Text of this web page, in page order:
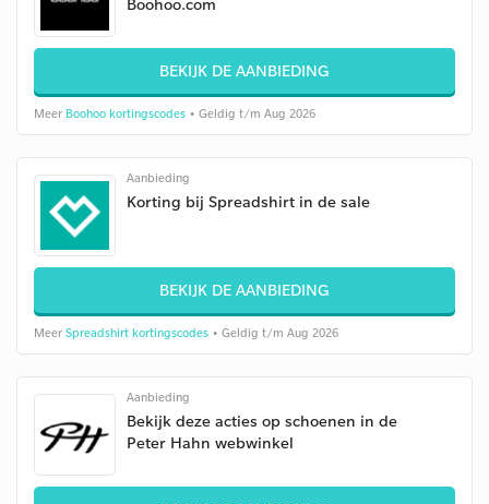
BEKIJK DE AANBIEDING
Meer Boohoo kortingscodes • Geldig t/m Aug 2026
Aanbieding
Korting bij Spreadshirt in de sale
BEKIJK DE AANBIEDING
Meer Spreadshirt kortingscodes • Geldig t/m Aug 2026
Aanbieding
Bekijk deze acties op schoenen in de
Peter Hahn webwinkel